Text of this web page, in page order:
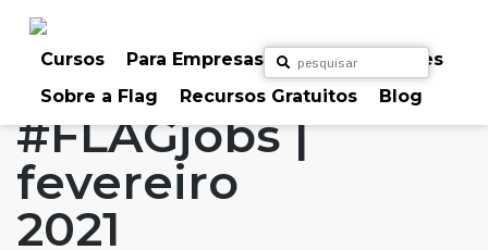
Cursos Para Empresas
Para Particulares
Sobre a Flag
Recursos Gratuitos Blog
#FLAGjobs
Blog
#FLAGjobs |
fevereiro
2021